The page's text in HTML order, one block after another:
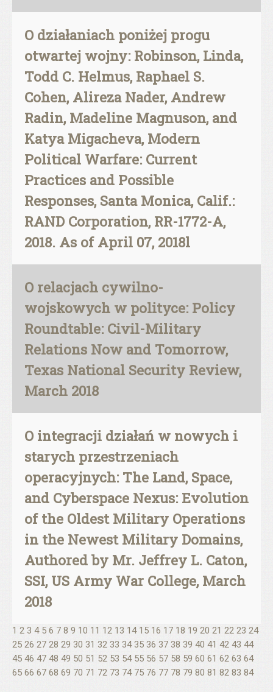
O działaniach poniżej progu
otwartej wojny: Robinson, Linda,
Todd C. Helmus, Raphael S.
Cohen, Alireza Nader, Andrew
Radin, Madeline Magnuson, and
Katya Migacheva, Modern
Political Warfare: Current
Practices and Possible
Responses, Santa Monica, Calif.:
RAND Corporation, RR-1772-A,
2018. As of April 07, 2018l
O relacjach cywilno-
wojskowych w polityce: Policy
Roundtable: Civil-Military
Relations Now and Tomorrow,
Texas National Security Review,
March 2018
O integracji działań w nowych i
starych przestrzeniach
operacyjnych: The Land, Space,
and Cyberspace Nexus: Evolution
of the Oldest Military Operations
in the Newest Military Domains,
Authored by Mr. Jeffrey L. Caton,
SSI, US Army War College, March
2018
1 2 3 4 5 6 7 8 9 10 11 12 13 14 15 16 17 18 19 20 21 22 23 24
25 26 27 28 29 30 31 32 33 34 35 36 37 38 39 40 41 42 43 44
45 46 47 48 49 50 51 52 53 54 55 56 57 58 59 60 61 62 63 64
65 66 67 68 69 70 71 72 73 74 75 76 77 78 79 80 81 82 83 84